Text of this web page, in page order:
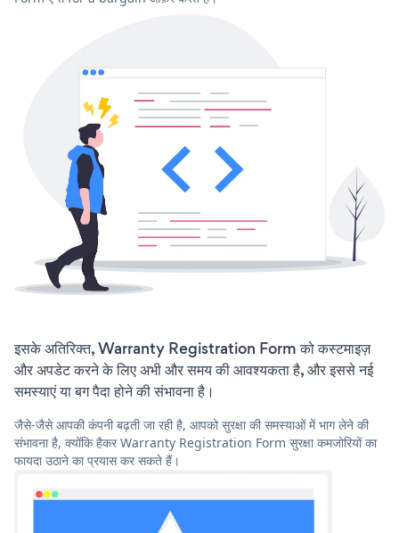
इसके अतिरिक्त, Warranty Registration Form को कस्टमाइज़
और अपडेट करने के लिए अभी और समय की आवश्यकता है, और इससे नई
समस्याएं या बग पैदा होने की संभावना है।
जैसे-जैसे आपकी कंपनी बढ़ती जा रही है, आपको सुरक्षा की समस्याओं में भाग लेने की
संभावना है, क्योंकि हैकर Warranty Registration Form सुरक्षा कमजोरियों का
फायदा उठाने का प्रयास कर सकते हैं।